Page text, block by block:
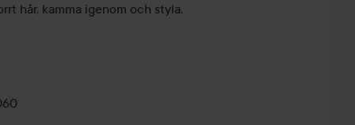
hår, kamma igenom och styla.